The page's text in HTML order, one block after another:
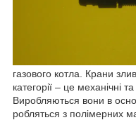
газового котла. Крани
категорії – це механічні
Виробляються вони в
робляться з полімерних